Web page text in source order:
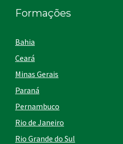
Formações
Bahia
Ceará
Minas Gerais
Paraná
Pernambuco
Rio de Janeiro
Rio Grande do Sul